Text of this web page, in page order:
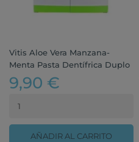
Vitis Aloe Vera Manzana-
Menta Pasta Dentífrica Duplo
9,90 €
AÑADIR AL CARRITO